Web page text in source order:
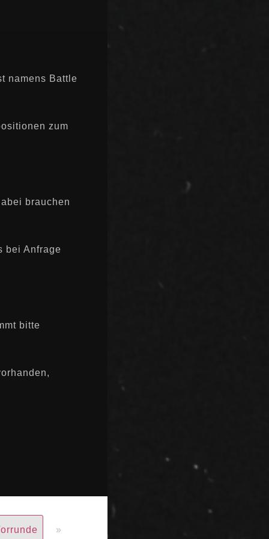
namens Battle
zum
brauchen
bei Anfrage
bitte
»